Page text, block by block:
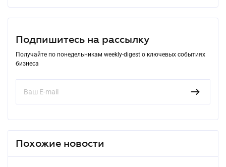
Подпишитесь на рассылку
Получайте по понедельникам weekly-digest о ключевых событиях
бизнеса
Похожие новости